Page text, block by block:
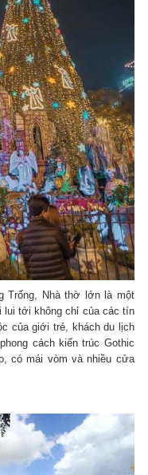
Trống, Nhà thờ lớn là một
lui tới không chỉ của các tín
của giới trẻ, khách du lịch
cách kiến trúc Gothic
có mái vòm và nhiều cửa